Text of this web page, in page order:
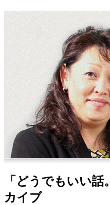
「どうでもいい
カイブ